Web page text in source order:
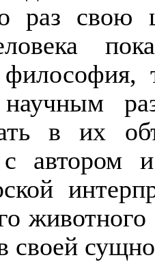
раз свою
в их
с
своей